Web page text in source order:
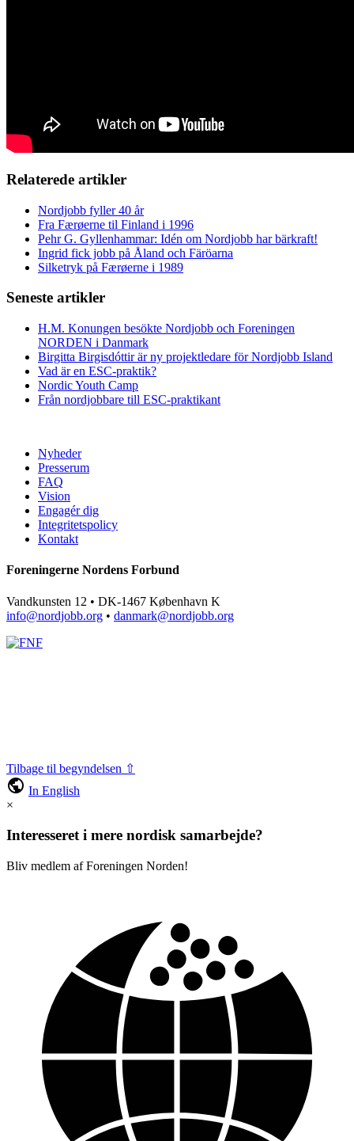
Relaterede artikler
Nordjobb fyller 40 år
Fra Færøerne til Finland i 1996
Pehr G. Gyllenhammar: Idén om Nordjobb har bärkraft!
Ingrid fick jobb på Åland och Färöarna
Silketryk på Færøerne i 1989
Seneste artikler
H.M. Konungen besökte Nordjobb och Foreningen
NORDEN i Danmark
Birgitta Birgisdóttir är ny projektledare för Nordjobb Island
Vad är en ESC-praktik?
Nordic Youth Camp
Från nordjobbare till ESC-praktikant
Nyheder
Presserum
FAQ
Vision
Engagér dig
Integritetspolicy
Kontakt
Foreningerne Nordens Forbund
Vandkunsten 12 • DK-1467 København K
info@nordjobb.org • danmark@nordjobb.org
Tilbage til begyndelsen ⇧
public In English
×
Interesseret i mere nordisk samarbejde?
Bliv medlem af Foreningen Norden!